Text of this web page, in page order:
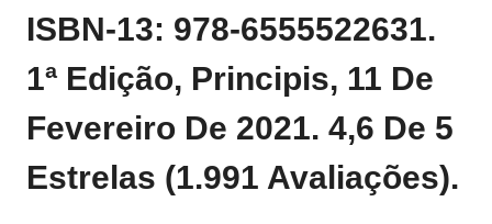
ISBN‑13: 978‑6555522631.
1ª Edição, Principis, 11 De
Fevereiro De 2021. 4,6 De 5
Estrelas (1.991 Avaliações).